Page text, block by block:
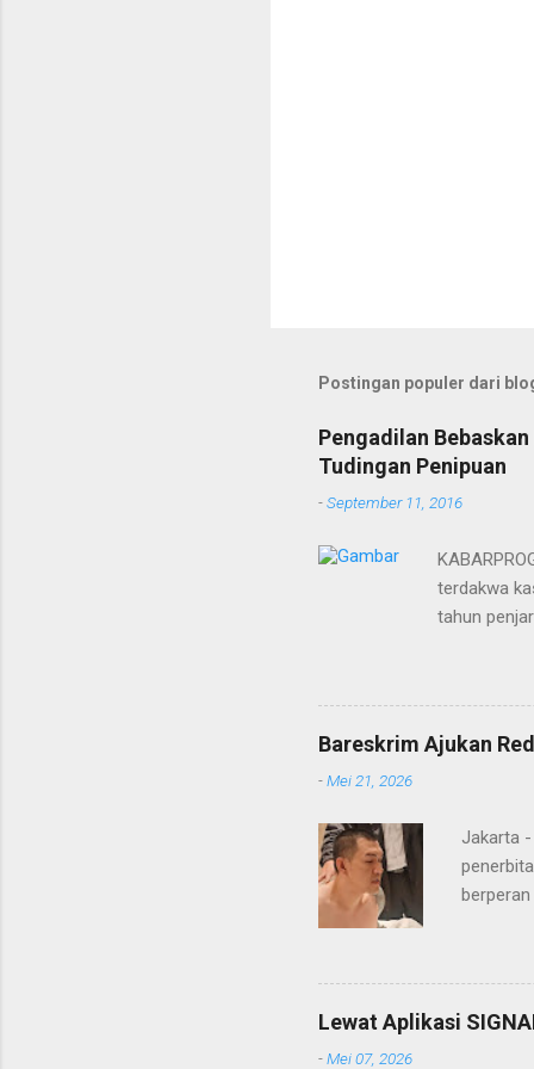
Postingan populer dari
Pengadilan
Tudingan Penipuan
-September 11, 2016
terdakwa
tahun
pidana.
terdakwa
Menurut
itulah,
Bareskrim Ajukan
-Mei 21, 2026
Jakarta -
DPO
Lewat Aplikasi
-Mei 07, 2026